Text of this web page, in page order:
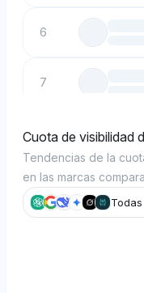
6
7
8
9
Cuota de visibilidad
Tendencias de la
en las marcas